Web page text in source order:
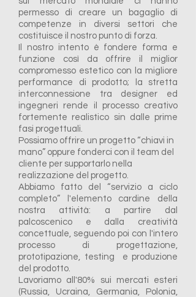
permesso di creare un bagaglio di
competenze in diversi settori che
costituisce il nostro punto di forza.
Il nostro intento è fondere forma e
funzione così da offrire il miglior
compromesso estetico con la migliore
performance di prodotto; la stretta
interconnessione tra designer ed
ingegneri rende il processo creativo
fortemente realistico sin dalle prime
fasi progettuali.
Possiamo offrire un progetto “chiavi in
mano” oppure fonderci con il team del
cliente per supportarlo nella
realizzazione del progetto.
Abbiamo fatto del “servizio a ciclo
completo” l'elemento cardine della
nostra attività: a partire dal
palcoscenico e dalla creatività
concettuale, seguendo poi con l'intero
processo di progettazione,
prototipazione, testing e produzione
del prodotto.
Lavoriamo all'80% sui mercati esteri
(Russia, Ucraina, Germania, Polonia,